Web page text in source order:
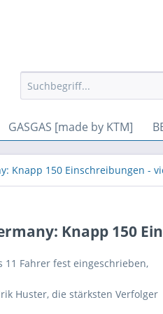
GASGAS [made by KTM]
Knapp 150 Einschreibungen -
werden. Andere
Knapp 150
11 Fahrer fest eingeschrieben,
Huster, die stärksten Verfolger